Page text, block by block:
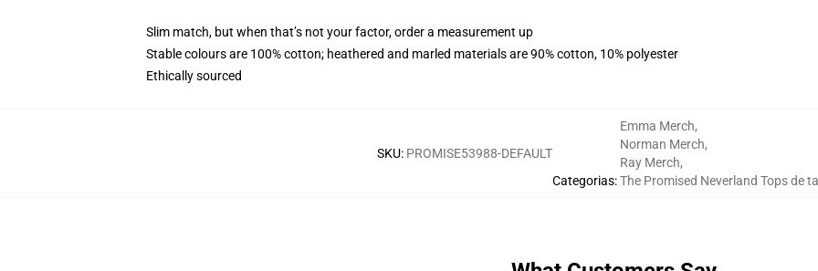
Slim match, but when that’s not your factor, order a measurement up
Stable colours are 100% cotton; heathered and marled materials are 90% cotton, 10% polyester
Ethically sourced
SKU: PROMISE53988-DEFAULT
Categorias:
Emma Merch,
Norman Merch,
Ray Merch,
The Promised Neverland Tops de